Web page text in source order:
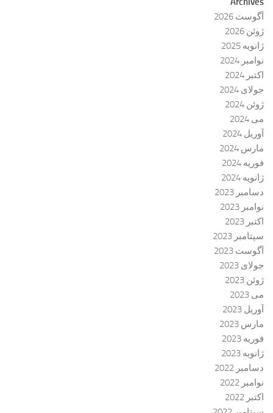
آگوست 2026
ژوئن 2026
ژانویه 2025
نوامبر 2024
اکتبر 2024
جولای 2024
ژوئن 2024
می 2024
آوریل 2024
مارس 2024
فوریه 2024
ژانویه 2024
دسامبر 2023
نوامبر 2023
اکتبر 2023
سپتامبر 2023
آگوست 2023
جولای 2023
ژوئن 2023
می 2023
آوریل 2023
مارس 2023
فوریه 2023
ژانویه 2023
دسامبر 2022
نوامبر 2022
اکتبر 2022